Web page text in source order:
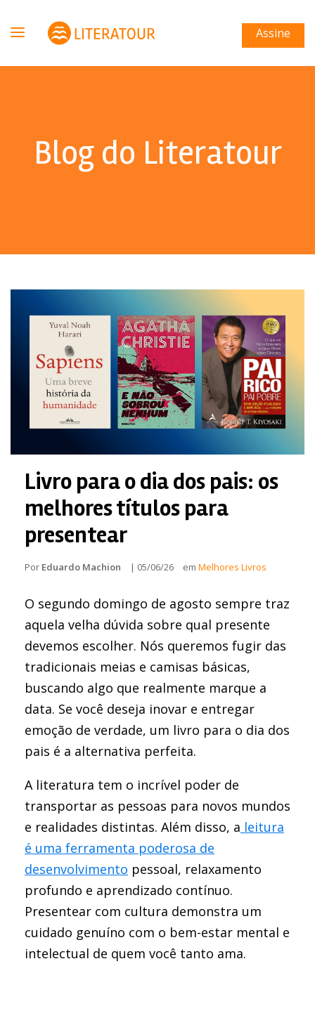
Assine
Blog do Literatour
Livro para o dia dos pais: os
melhores títulos para
presentear
Por Eduardo Machion | 05/06/26 em Melhores Livros
O segundo domingo de agosto sempre traz
aquela velha dúvida sobre qual presente
devemos escolher. Nós queremos fugir das
tradicionais meias e camisas básicas,
buscando algo que realmente marque a
data. Se você deseja inovar e entregar
emoção de verdade, um livro para o dia dos
pais é a alternativa perfeita.
A literatura tem o incrível poder de
transportar as pessoas para novos mundos
e realidades distintas. Além disso, a leitura
é uma ferramenta poderosa de
desenvolvimento pessoal, relaxamento
profundo e aprendizado contínuo.
Presentear com cultura demonstra um
cuidado genuíno com o bem-estar mental e
intelectual de quem você tanto ama.